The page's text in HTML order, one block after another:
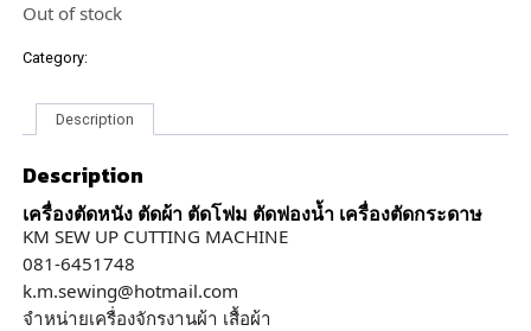
Out of stock
Category:
Description
Description
เครื่องตัดหนัง ตัดผ้า ตัดโฟม ตัดฟองน้ำ เครื่องตัดกระดาษ
KM SEW UP CUTTING MACHINE
081-6451748
k.m.sewing@hotmail.com
จำหน่ายเครื่องจักรงานผ้า เสื้อผ้า